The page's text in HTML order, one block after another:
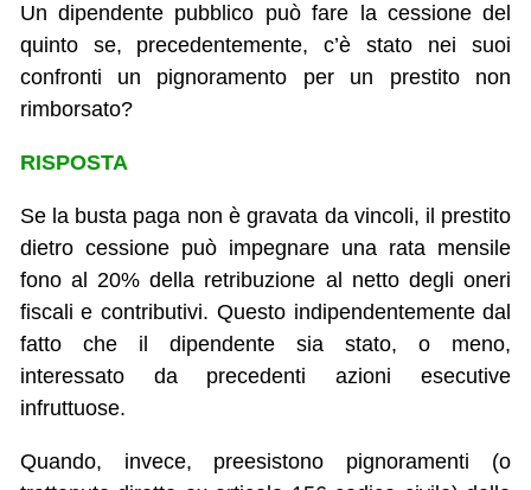
Un dipendente pubblico può fare la cessione del
quinto se, precedentemente, c’è stato nei suoi
confronti un pignoramento per un prestito non
rimborsato?
RISPOSTA
Se la busta paga non è gravata da vincoli, il prestito
dietro cessione può impegnare una rata mensile
fono al 20% della retribuzione al netto degli oneri
fiscali e contributivi. Questo indipendentemente dal
fatto che il dipendente sia stato, o meno,
interessato da precedenti azioni esecutive
infruttuose.
Quando, invece, preesistono pignoramenti (o